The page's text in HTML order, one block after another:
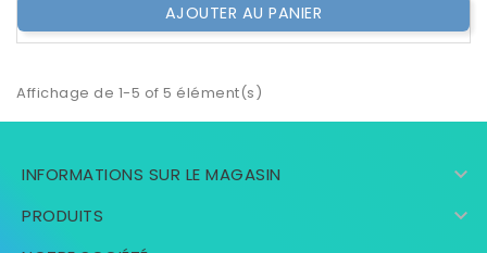
AJOUTER AU PANIER
Affichage de 1-5 of 5 élément(s)
INFORMATIONS SUR LE MAGASIN 
PRODUITS 